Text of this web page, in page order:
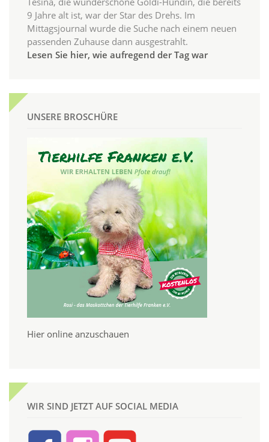
9 Jahre alt ist, war der Star des Drehs. Im
Mittagsjournal wurde die Suche nach einem neuen
passenden Zuhause dann ausgestrahlt.
Lesen Sie hier, wie aufregend der Tag war
UNSERE BROSCHÜRE
Hier online anzuschauen
WIR SIND JETZT AUF SOCIAL MEDIA